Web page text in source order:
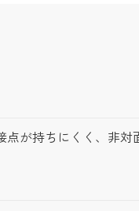
が持ちにくく、非対